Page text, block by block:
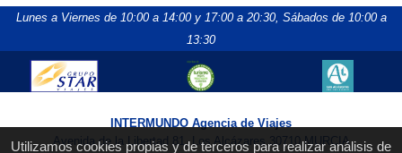
Utilizamos cookies propias y de terceros para realizar análisis de
Lunes a Viernes de 10:00 a 14:00 y 17:00 a 20:30, Sábados de 10:00 a
13:30
INTERMUNDO Agencia de Viajes
Avenida de la Libertad 81, Los Alcázares 30710 MURCIA